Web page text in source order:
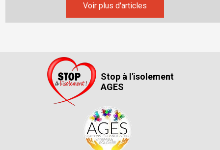
Voir plus d'articles
Stop à l'isolement
AGES